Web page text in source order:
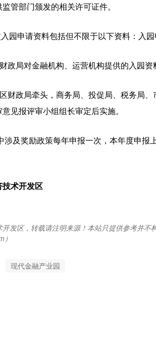
管部门颁发的相关许可证件。
园申请资料包括但不限于以下资料：入
政局对金融机构、运营机构提供的入园
财政局牵头，商务局、投促局、税务局
见报评审小组组长审定后实施。
涉及奖励政策每年申报一次，本年度申
术开发区
发区，转载请注明来源！本站只提供参考并
现代金融产业园